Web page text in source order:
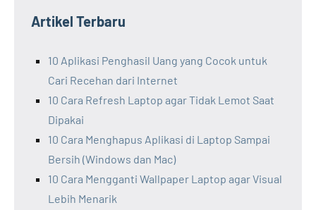
Artikel Terbaru
10 Aplikasi Penghasil Uang yang Cocok untuk
Cari Recehan dari Internet
10 Cara Refresh Laptop agar Tidak Lemot Saat
Dipakai
10 Cara Menghapus Aplikasi di Laptop Sampai
Bersih (Windows dan Mac)
10 Cara Mengganti Wallpaper Laptop agar Visual
Lebih Menarik